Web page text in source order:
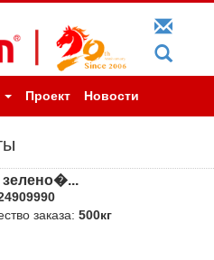
Проект Новости
зелено�...
заказа:500кг